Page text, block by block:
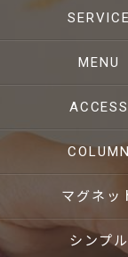
SERVICE
MENU
ACCESS
COLUMN
マグネッ
シンプル